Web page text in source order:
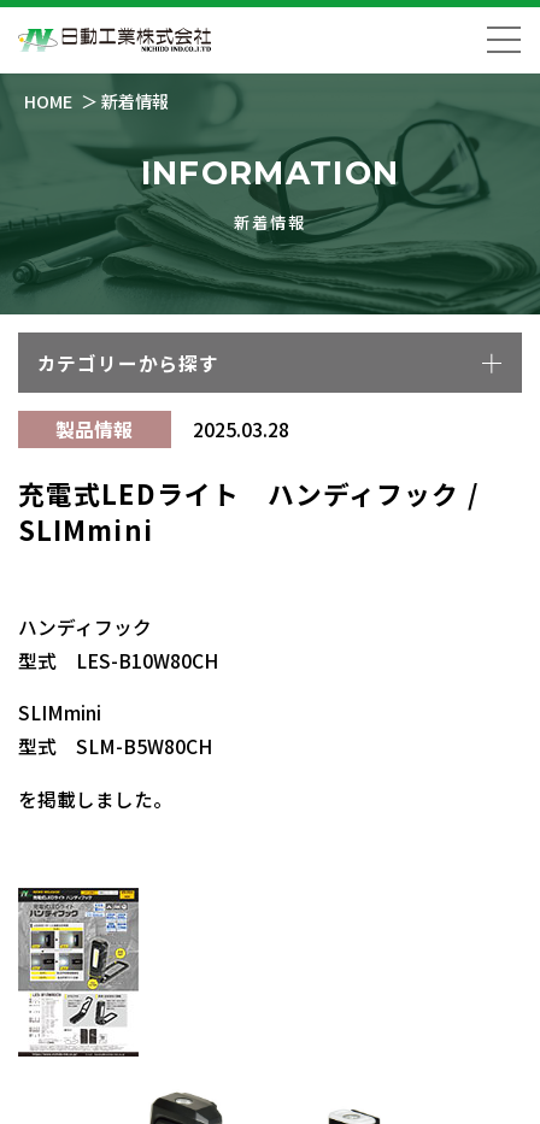
HOME 新着情報
INFORMATION
新着情報
カテゴリーから探す
製品情報 2025.03.28
充電式LEDライト ハンディフック /
SLIMmini
ハンディフック
型式 LES-B10W80CH
SLIMmini
型式 SLM-B5W80CH
を掲載しました。